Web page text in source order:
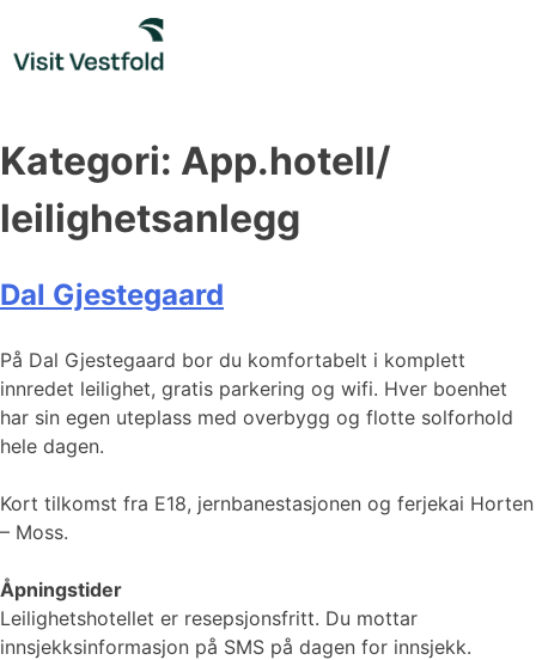
content
Kategori: App.hotell/
leilighetsanlegg
Dal Gjestegaard
På Dal Gjestegaard bor du komfortabelt i komplett
innredet leilighet, gratis parkering og wifi. Hver boenhet
har sin egen uteplass med overbygg og flotte solforhold
hele dagen.
Kort tilkomst fra E18, jernbanestasjonen og ferjekai Horten
– Moss.
Åpningstider
Leilighetshotellet er resepsjonsfritt. Du mottar
innsjekksinformasjon på SMS på dagen for innsjekk.